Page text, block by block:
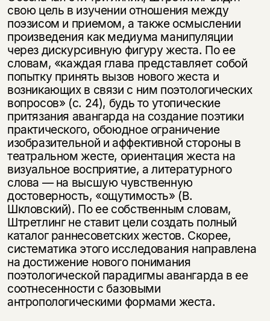
свою цель в изучении отношения между
поэзисом и приемом, а также осмыслении
произведения как медиума манипуляции
через дискурсивную фигуру жеста. По ее
словам, «каждая глава представляет собой
попытку принять вызов нового жеста и
возникающих в связи с ним поэтологических
вопросов» (с. 24), будь то утопические
притязания авангарда на создание поэтики
практического, обоюдное ограничение
изобразительной и аффективной стороны в
театральном жесте, ориентация жеста на
визуальное восприятие, а литературного
слова — на высшую чувственную
достоверность, «ощутимость» (В.
Шкловский). По ее собственным словам,
Штретлинг не ставит цели создать полный
каталог раннесоветских жестов. Скорее,
систематика этого исследования направлена
на достижение нового понимания
поэтологической парадигмы авангарда в ее
соотнесенности с базовыми
антропологическими формами жеста.